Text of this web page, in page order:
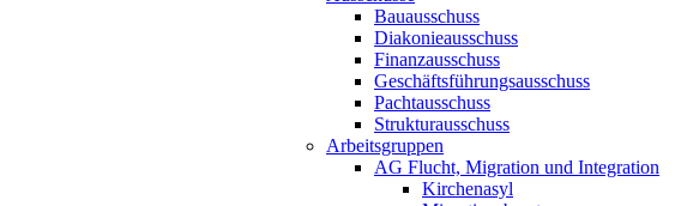
Bauausschuss
Diakonieausschuss
Finanzausschuss
Geschäftsführungsausschuss
Pachtausschuss
Strukturausschuss
Arbeitsgruppen
AG Flucht, Migration und Integration
Kirchenasyl